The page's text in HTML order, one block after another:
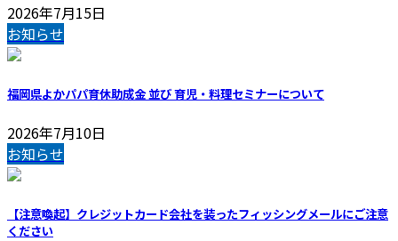
2026年7月15日
お知らせ
福岡県よかパパ育休助成金 並び 育児・料理セミナーについて
2026年7月10日
お知らせ
【注意喚起】クレジットカード会社を装ったフィッシングメールにご注意
ください